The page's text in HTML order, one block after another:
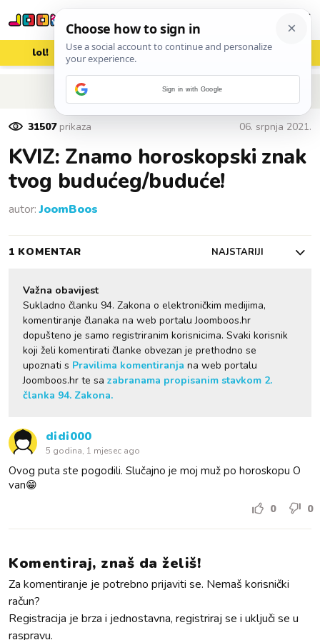
lol! aww vrh! woot?!
POVRATAK NA ČLANAK
31507prikaza 06. srpnja 2021.
KVIZ: Znamo horoskopski znak
tvog budućeg/buduće!
autor:JoomBoos
1 KOMENTAR NAJSTARIJI
Važna obavijest
Sukladno članku 94. Zakona o elektroničkim medijima,
komentiranje članaka na web portalu Joomboos.hr
dopušteno je samo registriranim korisnicima. Svaki korisnik
koji želi komentirati članke obvezan je prethodno se
upoznati s Pravilima komentiranja na web portalu
Joomboos.hr te sa zabranama propisanim stavkom 2.
članka 94. Zakona.
didi000
5 godina, 1 mjesec ago
Ovog puta ste pogodili. Slučajno je moj muž po horoskopu O
van😁
0 0
Komentiraj, znaš da želiš!
Za komentiranje je potrebno prijaviti se. Nemaš korisnički
račun?
Registracija je brza i jednostavna, registriraj se i uključi se u
raspravu.
Sign in with Google